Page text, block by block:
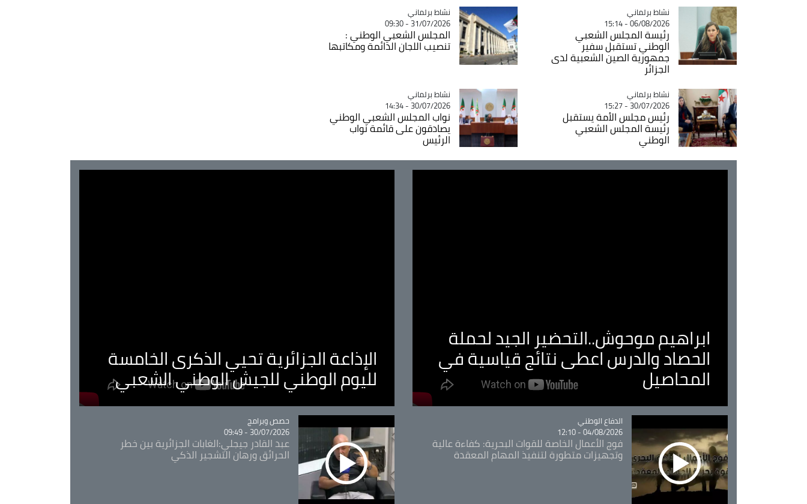
Catégorie
نشاط برلماني
06/08/2026 - 15:14
رئيسة المجلس الشعبي
الوطني تستقبل سفير
جمهورية الصين الشعبية لدى
الجزائر
Catégorie
نشاط برلماني
31/07/2026 - 09:30
المجلس الشعبي الوطني :
تنصيب اللجان الدائمة ومكاتبها
Catégorie
نشاط برلماني
30/07/2026 - 15:27
رئيس مجلس الأمة يستقبل
رئيسة المجلس الشعبي
الوطني
Catégorie
نشاط برلماني
30/07/2026 - 14:34
نواب المجلس الشعبي الوطني
يصادقون على قائمة نواب
الرئيس
ابراهيم موحوش..التحضير الجيد لحملة
الحصاد والدرس اعطى نتائج قياسية في
المحاصيل
الإذاعة الجزائرية تحيي الذكرى الخامسة
لليوم الوطني للجيش الوطني الشعبي
Catégorie
الدفاع الوطني
04/08/2026 - 12:10
فوج الأعمال الخاصة للقوات البحرية: كفاءة عالية
وتجهيزات متطورة لتنفيذ المهام المعقدة
Catégorie
حصص وبرامج
30/07/2026 - 09:49
عبد القادر جيجلي:الغابات الجزائرية بين خطر
الحرائق ورهان التشجير الذكي